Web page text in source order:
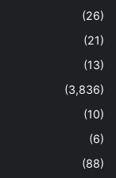
(26)
(21)
(13)
(3,836)
(10)
(6)
(88)